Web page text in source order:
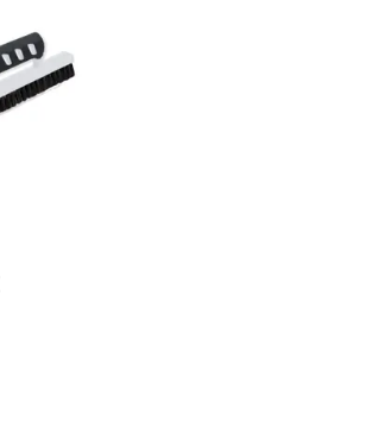
artikelnummer: 693-